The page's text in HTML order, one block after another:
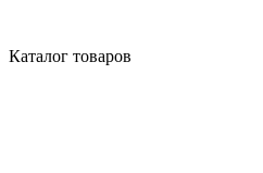
Каталог товаров